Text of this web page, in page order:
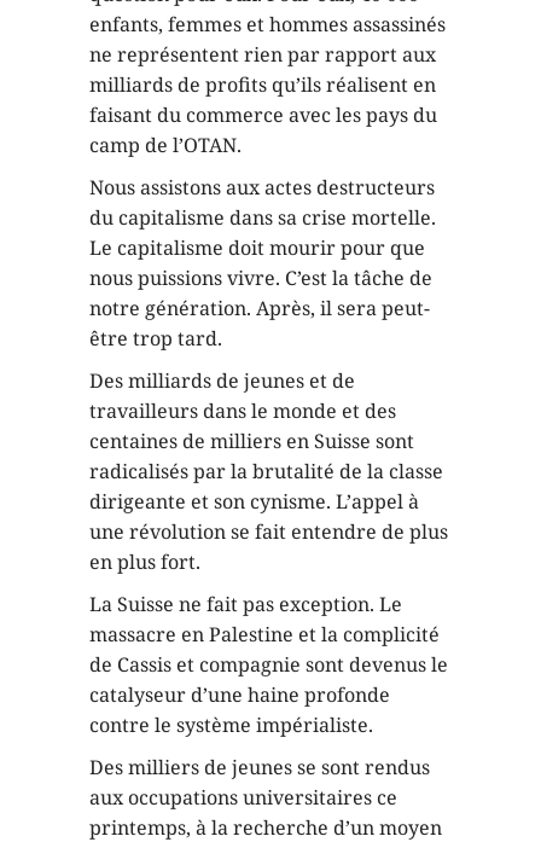
enfants, femmes et hommes assassinés
ne représentent rien par rapport aux
milliards de profits qu’ils réalisent en
faisant du commerce avec les pays du
camp de l’OTAN.
Nous assistons aux actes destructeurs
du capitalisme dans sa crise mortelle.
Le capitalisme doit mourir pour que
nous puissions vivre. C’est la tâche de
notre génération. Après, il sera peut-
être trop tard.
Des milliards de jeunes et de
travailleurs dans le monde et des
centaines de milliers en Suisse sont
radicalisés par la brutalité de la classe
dirigeante et son cynisme. L’appel à
une révolution se fait entendre de plus
en plus fort.
La Suisse ne fait pas exception. Le
massacre en Palestine et la complicité
de Cassis et compagnie sont devenus le
catalyseur d’une haine profonde
contre le système impérialiste.
Des milliers de jeunes se sont rendus
aux occupations universitaires ce
printemps, à la recherche d’un moyen